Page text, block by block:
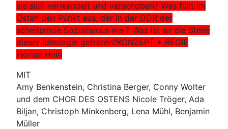
sie sich verwandelt und verschoben? Was füllt im
Osten den Punkt aus, der in der DDR der
scheiternde Sozialismus war? Was ist an die Stelle
dieser Ideologie getreten?KONZEPT + REGIE
Florian Hein
MIT
Amy Benkenstein, Christina Berger, Conny Wolter
und dem CHOR DES OSTENS Nicole Tröger, Ada
Biljan, Christoph Minkenberg, Lena Mühl, Benjamin
Müller